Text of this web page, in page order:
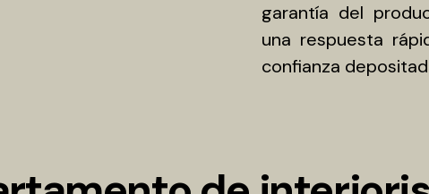
garantía del
una respuesta
confianza